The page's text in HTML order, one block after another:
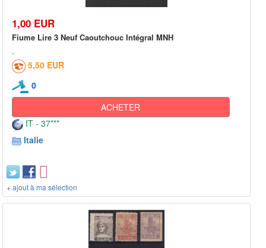
1,00 EUR
Fiume Lire 3 Neuf Caoutchouc Intégral MNH
5,50 EUR
0
ACHETER
IT - 37***
Italie
+ ajout à ma sélection